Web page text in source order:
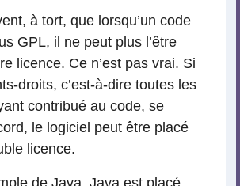
à tort, que lorsqu’un code
GPL, il ne peut plus l’être
licence. Ce n’est pas vrai. Si
droits, c’est-à-dire toutes les
contribué au code, se
le logiciel peut être placé
licence.
de Java. Java est placé